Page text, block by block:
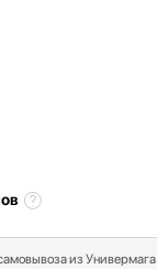
из Универмага